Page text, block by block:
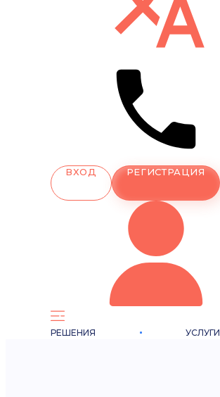
ВХОД РЕГИСТРАЦИЯ
РЕШЕНИЯ УСЛУГИ